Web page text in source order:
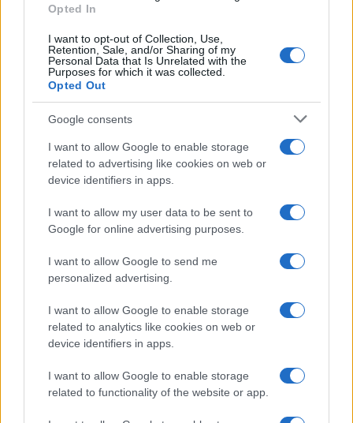
Opted In
I want to opt-out of Collection, Use,
Retention, Sale, and/or Sharing of my
Personal Data that Is Unrelated with the
Purposes for which it was collected.
Opted Out
Google consents
I want to allow Google to enable storage
related to advertising like cookies on web or
device identifiers in apps.
I want to allow my user data to be sent to
Google for online advertising purposes.
I want to allow Google to send me
personalized advertising.
I want to allow Google to enable storage
related to analytics like cookies on web or
device identifiers in apps.
I want to allow Google to enable storage
related to functionality of the website or app.
Facebook
Twitter
Instagram
Syndication
Globalist
Globalscience
Culture
Megachip
Giornale dello
Wondernet